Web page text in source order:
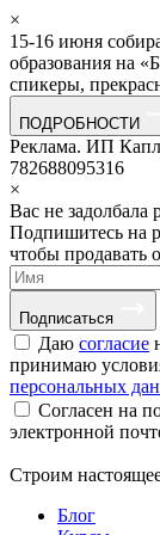
×
15-16 июня
образования на
спикеры,
ПОДРОБНОСТИ
Реклама. ИП
782688095316
×
Вас не задолбала
Подпишитесь на
чтобы продавать
Подписаться
Даю согласие
принимаю
персональных
Согласен на
электронной
Строим
Блог